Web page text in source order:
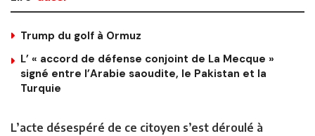
Trump du golf à Ormuz
L’ « accord de défense conjoint de La Mecque »
signé entre l’Arabie saoudite, le Pakistan et la
Turquie
L’acte désespéré de ce citoyen s’est déroulé à